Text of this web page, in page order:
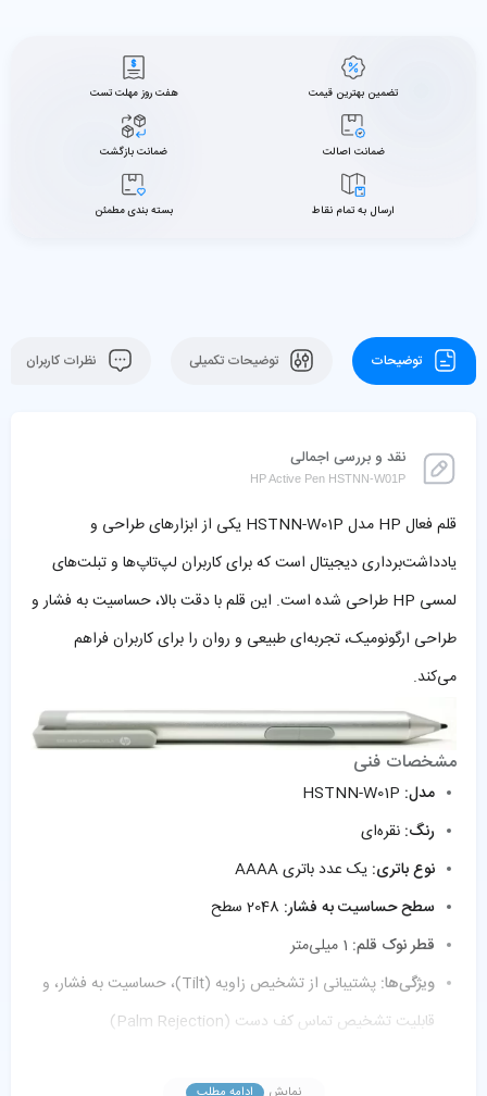
تضمین بهترین قیمت هفت روز مهلت تست
ضمانت اصالت ضمانت بازگشت
ارسال به تمام نقاط بسته بندی مطمئن
توضیحات توضیحات تکمیلی نظرات کاربران
نقد و بررسی اجمالی
HP Active Pen HSTNN-W01P
قلم فعال HP مدل HSTNN-W01P یکی از ابزارهای طراحی و
یادداشت‌برداری دیجیتال است که برای کاربران لپ‌تاپ‌ها و تبلت‌های
لمسی HP طراحی شده است.
این قلم با دقت بالا، حساسیت به فشار و
طراحی ارگونومیک، تجربه‌ای طبیعی و روان را برای کاربران فراهم
می‌کند.
مشخصات فنی
مدل: HSTNN-W01P
رنگ: نقره‌ای
نوع باتری: یک عدد باتری AAAA
سطح حساسیت به فشار: 2048 سطح
قطر نوک قلم: 1 میلی‌متر
ویژگی‌ها:
پشتیبانی از تشخیص زاویه (Tilt)، حساسیت به فشار، و
قابلیت تشخیص تماس کف دست (Palm Rejection)